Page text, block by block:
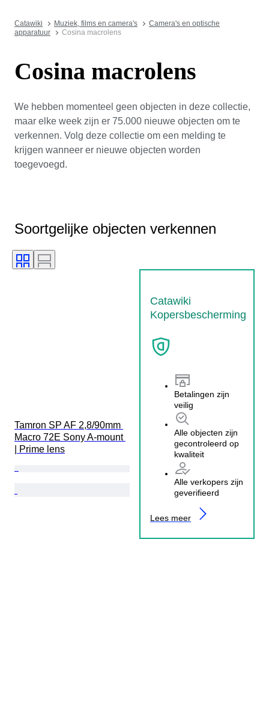
Catawiki Muziek, films en camera's
Camera's en optische
apparatuur
Cosina macrolens
Cosina macrolens
We hebben momenteel geen objecten in deze collectie,
maar elke week zijn er 75.000 nieuwe objecten om te
verkennen. Volg deze collectie om een melding te
krijgen wanneer er nieuwe objecten worden
toegevoegd.
Soortgelijke objecten verkennen
Catawiki
Kopersbescherming
Betalingen zijn
veilig
Alle objecten zijn
gecontroleerd op
kwaliteit
Alle verkopers zijn
geverifieerd
Lees meer
Tamron SP AF 2,8/90mm
Macro 72E Sony A-mount
| Prime lens